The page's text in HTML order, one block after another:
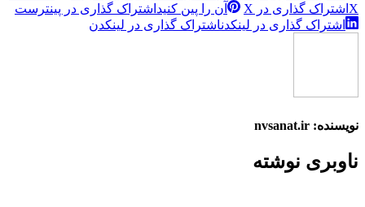
X اشتراک گذاری در X آن را پین کنید اشتراک گذاری در پینترست
اشتراک گذاری در لینکدناشتراک گذاری در لینکدن
نویسنده:
ناوبری نوشته